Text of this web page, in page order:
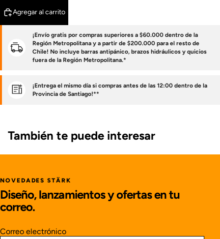
Agregar al carrito
¡Envío gratis por compras superiores a $60.000 dentro de la
Región Metropolitana y a partir de $200.000 para el resto de
Chile! No incluye barras antipánico, brazos hidráulicos y quicios
fuera de la Región Metropolitana.*
¡Entrega el mismo día si compras antes de las 12:00 dentro de la
Provincia de Santiago!**
También te puede interesar
NOVEDADES STÄRK
Diseño, lanzamientos y ofertas en tu
correo.
Correo electrónico